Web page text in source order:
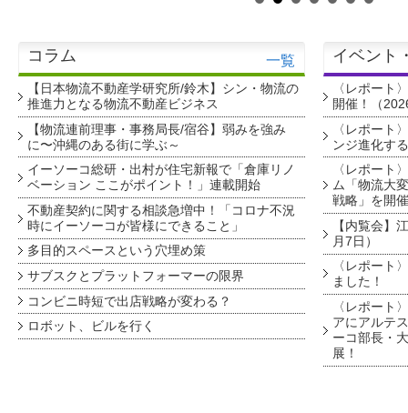
コラム 一覧
【日本物流不動産学研究所/鈴木】シン・物流の
推進力となる物流不動産ビジネス
【物流連前理事・事務局長/宿谷】弱みを強み
に〜沖縄のある街に学ぶ～
イーソーコ総研・出村が住宅新報で「倉庫リノ
ベーション ここがポイント！」連載開始
不動産契約に関する相談急増中！「コロナ不況
時にイーソーコが皆様にできること」
多目的スペースという穴埋め策
サブスクとプラットフォーマーの限界
コンビニ時短で出店戦略が変わる？
ロボット、ビルを行く
イベント
〈レポート
開催！（
〈レポート
ンジ進化す
〈レポート
ム「物流大
戦略」を開
【内覧会】
月7日）
〈レポート
ました！
〈レポート
アにアルテ
ーコ部長・
展！